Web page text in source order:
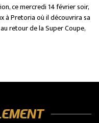
ce mercredi 14 février soir,
à Pretoria où il découvrira sa
retour de la Super Coupe,